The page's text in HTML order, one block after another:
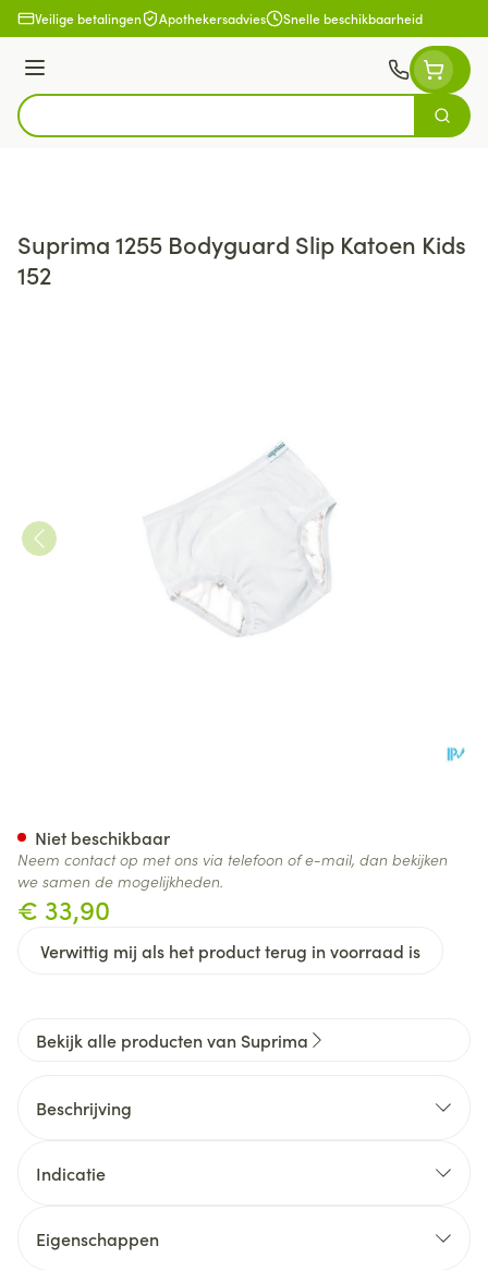
Ga naar de inhoud
Veilige betalingen Apothekersadvies Snelle beschikbaarheid
Menu
Product, merk, categorie...
Zoek
Suprima 1255 Bodyguard Slip Katoen Kids
152
€ 33,90
Verwittig mij als het product terug in voorraad is
Niet beschikbaar
Neem contact op met ons via telefoon of e-mail, dan bekijken
we samen de mogelijkheden.
Bekijk alle producten van Suprima
Beschrijving
Indicatie
Eigenschappen